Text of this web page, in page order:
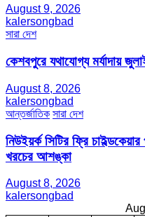
August 9, 2026
kalersongbad
সারা দেশ
কেশবপুরে যথাযোগ্য মর্যাদায়
August 8, 2026
kalersongbad
আন্তর্জাতিক সারা দেশ
নিউইয়র্ক সিটির ফ্রি
খরচের আশঙ্কা
August 8, 2026
kalersongbad